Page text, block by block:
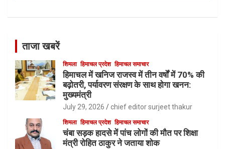
ताजा खबरें
शिमला हिमाचल प्रदेश हिमाचल समाचार
हिमाचल में खनिज राजस्व में तीन वर्षों में 70% की
बढ़ोतरी, पर्यावरण संरक्षण के साथ होगा खनन:
मुख्यमंत्री
July 29, 2026 chief editor surjeet thakur
शिमला हिमाचल प्रदेश हिमाचल समाचार
चंबा सड़क हादसे में पांच लोगों की मौत पर शिक्षा
मंत्री रोहित ठाकुर ने जताया शोक